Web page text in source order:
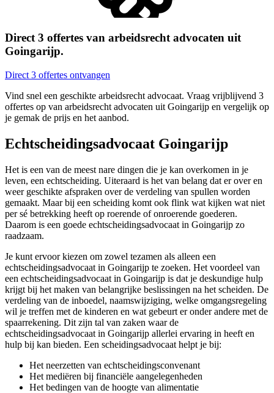
Direct 3 offertes van arbeidsrecht advocaten uit
Goingarijp.
Direct 3 offertes ontvangen
Vind snel een geschikte arbeidsrecht advocaat. Vraag vrijblijvend 3
offertes op van arbeidsrecht advocaten uit Goingarijp en vergelijk op
je gemak de prijs en het aanbod.
Echtscheidingsadvocaat Goingarijp
Het is een van de meest nare dingen die je kan overkomen in je
leven, een echtscheiding. Uiteraard is het van belang dat er over en
weer geschikte afspraken over de verdeling van spullen worden
gemaakt. Maar bij een scheiding komt ook flink wat kijken wat niet
per sé betrekking heeft op roerende of onroerende goederen.
Daarom is een goede echtscheidingsadvocaat in Goingarijp zo
raadzaam.
Je kunt ervoor kiezen om zowel tezamen als alleen een
echtscheidingsadvocaat in Goingarijp te zoeken. Het voordeel van
een echtscheidingsadvocaat in Goingarijp is dat je deskundige hulp
krijgt bij het maken van belangrijke beslissingen na het scheiden. De
verdeling van de inboedel, naamswijziging, welke omgangsregeling
wil je treffen met de kinderen en wat gebeurt er onder andere met de
spaarrekening. Dit zijn tal van zaken waar de
echtscheidingsadvocaat in Goingarijp allerlei ervaring in heeft en
hulp bij kan bieden. Een scheidingsadvocaat helpt je bij:
Het neerzetten van echtscheidingsconvenant
Het mediëren bij financiële aangelegenheden
Het bedingen van de hoogte van alimentatie